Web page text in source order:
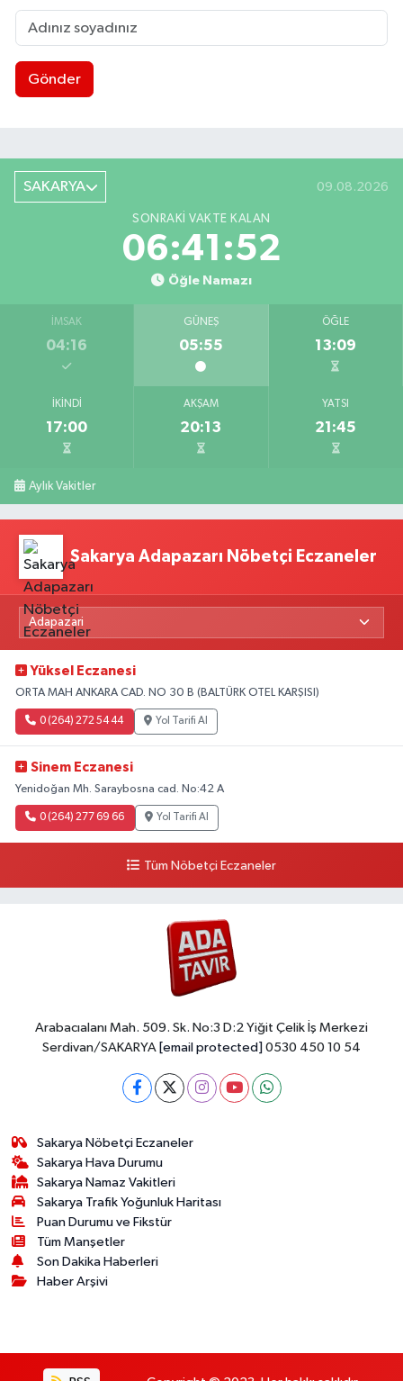
Gönder
SAKARYA 09.08.2026
SONRAKI VAKTE KALAN
06:41:51
Öğle Namazı
İMSAK
04:16
GÜNEŞ
05:55
ÖĞLE
13:09
İKINDI
17:00
AKŞAM
20:13
YATSI
21:45
Aylık Vakitler
Sakarya Adapazarı Nöbetçi Eczaneler
Yüksel Eczanesi
ORTA MAH ANKARA CAD. NO 30 B (BALTÜRK OTEL KARŞISI)
0 (264) 272 54 44 Yol Tarifi Al
Sinem Eczanesi
Yenidoğan Mh. Saraybosna cad. No:42 A
0 (264) 277 69 66 Yol Tarifi Al
Tüm Nöbetçi Eczaneler
Arabacıalanı Mah. 509. Sk. No:3 D:2 Yiğit Çelik İş Merkezi
Serdivan/SAKARYA [email protected] 0530 450 10 54
Sakarya Nöbetçi Eczaneler
Sakarya Hava Durumu
Sakarya Namaz Vakitleri
Sakarya Trafik Yoğunluk Haritası
Puan Durumu ve Fikstür
Tüm Manşetler
Son Dakika Haberleri
Haber Arşivi